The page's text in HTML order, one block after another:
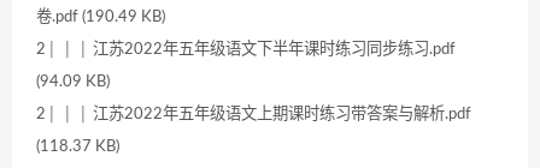
卷.pdf (190.49 KB)
2│ │ │ 江苏2022年五年级语文下半年课时练习同步练习.pdf
(94.09 KB)
2│ │ │ 江苏2022年五年级语文上期课时练习带答案与解析.pdf
(118.37 KB)